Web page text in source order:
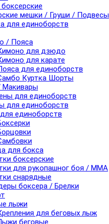
мешки / Груши / Подвесы
для единоборств
/ Пояса
для дзюдо
для карате
для единоборств
Куртка Шорты
для единоборств
для единоборств
единоборств
для бокса
боксерские
для рукопашног боя / ММА
снарядные
боксера / Брелки
лыжи
для беговых лыж
беговые